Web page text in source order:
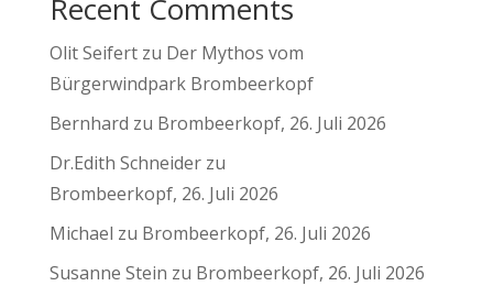
Recent Comments
Olit Seifertzu Der Mythos vom
Bürgerwindpark Brombeerkopf
Bernhard zu Brombeerkopf, 26. Juli 2026
Dr.Edith Schneiderzu
Brombeerkopf, 26. Juli 2026
Michael zu Brombeerkopf, 26. Juli 2026
Susanne Stein zu Brombeerkopf, 26. Juli 2026